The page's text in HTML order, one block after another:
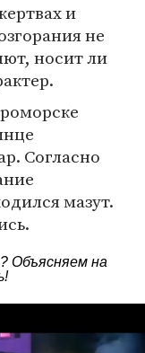
и
не
носит ли
Согласно
мазут.
Объясняем на